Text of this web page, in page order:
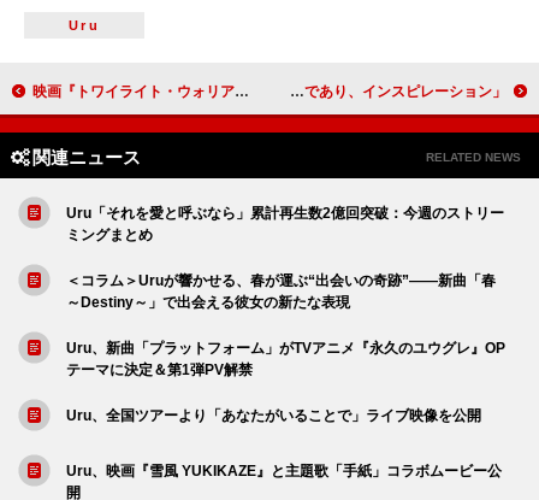
Uru
映画『トワイライト・ウォリアーズ 決戦！九龍城砦』サントラCDが1/7発売 ディアンジェロが51歳で死去、タイラー・ザ・クリエイター／ドージャ・キャット／DJプレミアらが追悼「本物のソウルの声であり、インスピレーション」
関連ニュース RELATED NEWS
Uru「それを愛と呼ぶなら」累計再生数2億回突破：今週のストリー
ミングまとめ
＜コラム＞Uruが響かせる、春が運ぶ“出会いの奇跡”――新曲「春
～Destiny～」で出会える彼女の新たな表現
Uru、新曲「プラットフォーム」がTVアニメ『永久のユウグレ』OP
テーマに決定＆第1弾PV解禁
Uru、全国ツアーより「あなたがいることで」ライブ映像を公開
Uru、映画『雪風 YUKIKAZE』と主題歌「手紙」コラボムービー公
開